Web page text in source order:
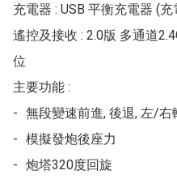
充電器 : USB 平衡充電器 (
遙控及接收 : 2.0版 多通道
位
主要功能 :
-	無段變速前進, 後退, 左/右轉, 超信地旋轉
-	模擬發炮後座力
-	炮塔320度回旋